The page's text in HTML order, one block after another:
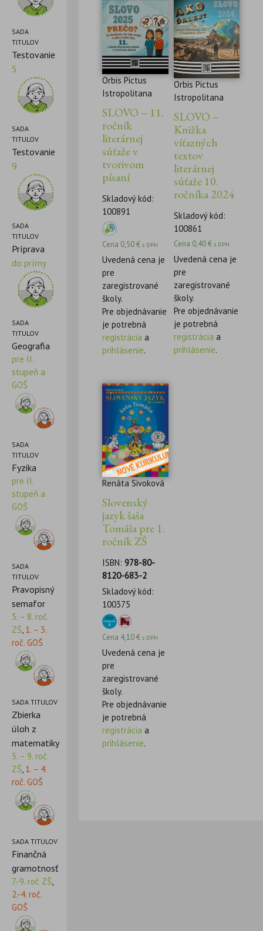
SADA
TITULOV
Testovanie
5
SADA
TITULOV
Testovanie
9
SADA
TITULOV
Príprava
do prímy
SADA
TITULOV
Geografia
pre II.
stupeň a
GOŠ
SADA
TITULOV
Fyzika
pre II.
stupeň a
GOŠ
SADA
TITULOV
Pravopisný
semafor
5. – 8. roč.
ZŠ,1. – 3.
roč. GOŠ
SADA TITULOV
Zbierka
úloh z
matematiky
5. – 9. roč.
ZŠ, 1. – 4.
roč. GOŠ
SADA TITULOV
Finančná
gramotnosť
7.-9. roč ZŠ,
2.-4. roč.
GOŠ
Orbis Pictus
Istropolitana
SLOVO – 11.
ročník
literárnej
súťaže v
tvorivom
písaní
Skladový kód:
100891
Cena 0,50€ s DPH
Uvedená cena je
pre
zaregistrované
školy.
Pre objednávanie
je potrebná
registrácia a
prihlásenie.
Orbis Pictus
Istropolitana
SLOVO –
Knižka
víťazných
textov
literárnej
súťaže 10.
ročníka 2024
Skladový kód:
100861
Cena 0,40€ s DPH
Uvedená cena je
pre
zaregistrované
školy.
Pre objednávanie
je potrebná
registrácia a
prihlásenie.
Renáta Sivoková
Slovenský
jazyk šaša
Tomáša pre 1.
ročník ZŠ
ISBN:978-80-
8120-683-2
Skladový kód:
100375
Cena 4,10€ s DPH
Uvedená cena je
pre
zaregistrované
školy.
Pre objednávanie
je potrebná
registrácia a
prihlásenie.